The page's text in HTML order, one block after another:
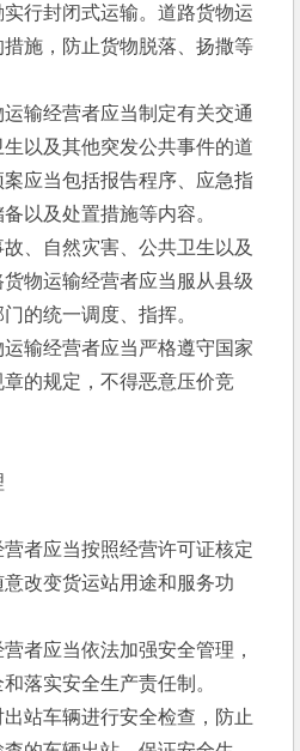
行封闭式运输。道路货物运
施，防止货物脱落、扬撒等
经营者应当制定有关交通
以及其他突发公共事件的道
应当包括报告程序、应急指
以及处置措施等内容。
自然灾害、公共卫生以及
物运输经营者应当服从县级
的统一调度、指挥。
输经营者应当严格遵守国家
的规定，不得恶意压价竞
者应当按照经营许可证核定
改变货运站用途和服务功
应当依法加强安全管理，
落实安全生产责任制。
车辆进行安全检查，防止